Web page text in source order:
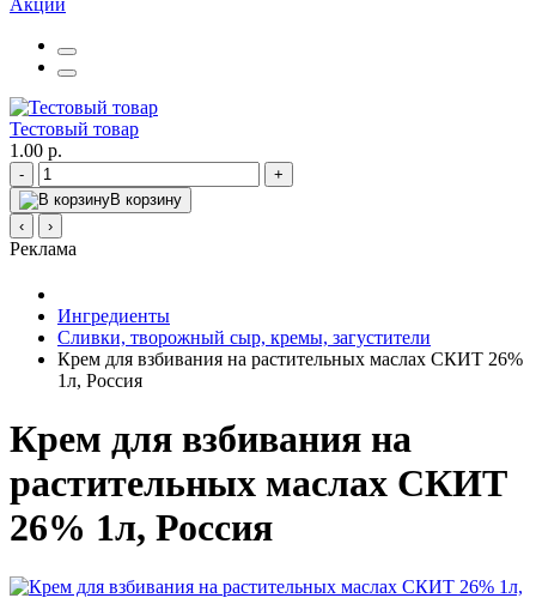
Акции
Тестовый товар
1.00 р.
-
+
В корзину
‹
›
Реклама
Ингредиенты
Сливки, творожный сыр, кремы, загустители
Крем для взбивания на растительных маслах СКИТ 26%
1л, Россия
Крем для взбивания на
растительных маслах СКИТ
26% 1л, Россия